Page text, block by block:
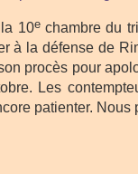
10echambre du
à la défense de
procès pour
Les
patienter. Nous